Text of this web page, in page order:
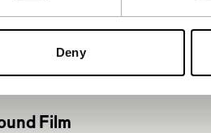
Deny
Film